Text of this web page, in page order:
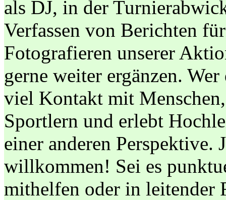
als DJ, in der
Verfassen von Berichten
Fotografieren unserer
gerne weiter ergänzen.
viel Kontakt mit
Sportlern und erlebt
einer anderen Perspektive.
willkommen! Sei es
mithelfen oder in leitender